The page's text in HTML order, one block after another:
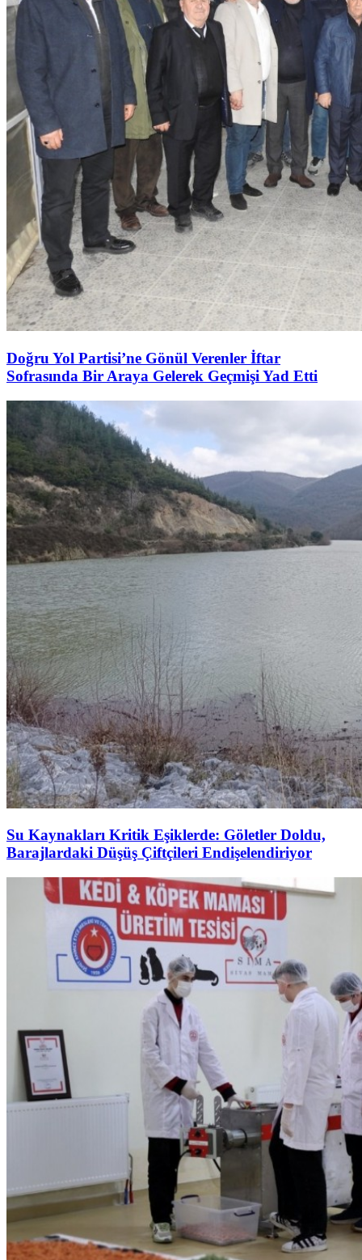
Doğru Yol Partisi’ne Gönül Verenler İftar
Sofrasında Bir Araya Gelerek Geçmişi Yad Etti
Su Kaynakları Kritik Eşiklerde: Göletler Doldu,
Barajlardaki Düşüş Çiftçileri Endişelendiriyor